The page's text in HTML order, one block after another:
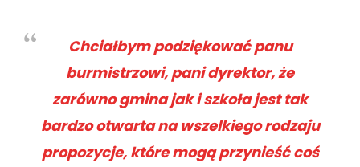
Chciałbym podziękować panu
burmistrzowi, pani dyrektor, że
zarówno gmina jak i szkoła jest tak
bardzo otwarta na wszelkiego rodzaju
propozycje, które mogą przynieść coś